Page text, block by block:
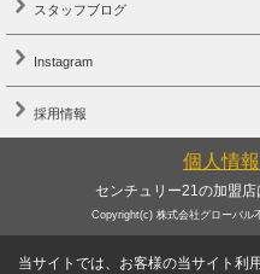
スタッフブログ
Instagram
採用情報
個人情報
センチュリー21の加盟店
Copyright(c) 株式会社グローバ
当サイトでは、お客様の当サイト利